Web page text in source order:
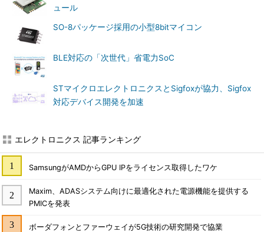
ュール
SO-8パッケージ採用の小型8bitマイコン
BLE対応の「次世代」省電力SoC
STマイクロエレクトロニクスとSigfoxが協力、Sigfox
対応デバイス開発を加速
エレクトロニクス 記事ランキング
SamsungがAMDからGPU IPをライセンス取得したワケ
Maxim、ADASシステム向けに最適化された電源機能を提供する
PMICを発表
ボーダフォンとファーウェイが5G技術の研究開発で協業